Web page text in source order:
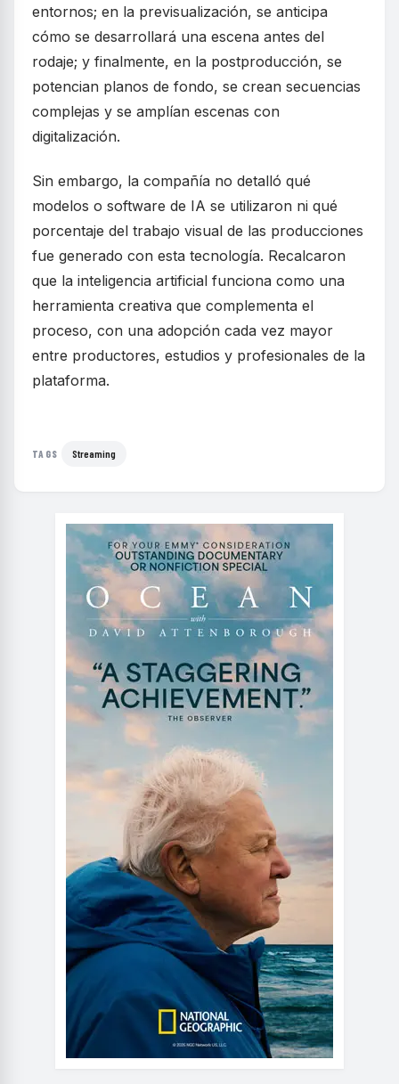
entornos; en la previsualización, se anticipa
cómo se desarrollará una escena antes del
rodaje; y finalmente, en la postproducción, se
potencian planos de fondo, se crean secuencias
complejas y se amplían escenas con
digitalización.
Sin embargo, la compañía no detalló qué
modelos o software de IA se utilizaron ni qué
porcentaje del trabajo visual de las producciones
fue generado con esta tecnología. Recalcaron
que la inteligencia artificial funciona como una
herramienta creativa que complementa el
proceso, con una adopción cada vez mayor
entre productores, estudios y profesionales de la
plataforma.
TAGS Streaming